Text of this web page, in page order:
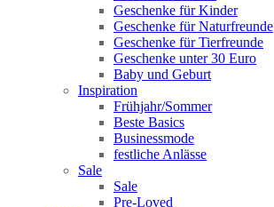
Geschenke für Kinder
Geschenke für Naturfreunde
Geschenke für Tierfreunde
Geschenke unter 30 Euro
Baby und Geburt
Inspiration
Frühjahr/Sommer
Beste Basics
Businessmode
festliche Anlässe
Sale
Sale
Pre-Loved